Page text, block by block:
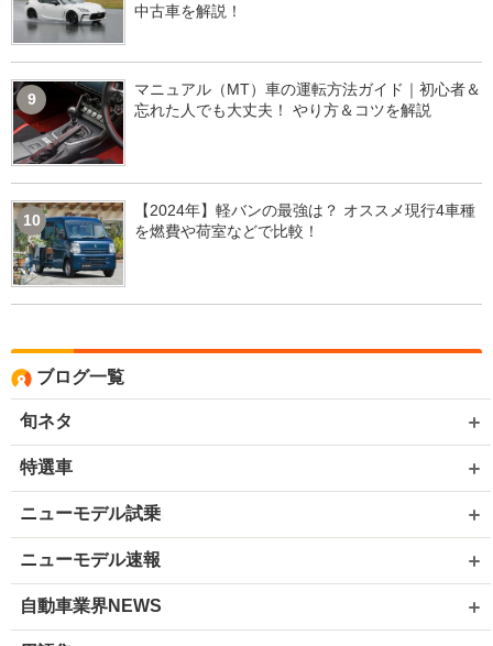
中古車を解説！
9
マニュアル（MT）車の運転方法ガイド｜初心者＆
忘れた人でも大丈夫！ やり方＆コツを解説
10
【2024年】軽バンの最強は？ オススメ現行4車種
を燃費や荷室などで比較！
ブログ一覧
旬ネタ
特選車
ニューモデル試乗
ニューモデル速報
自動車業界NEWS